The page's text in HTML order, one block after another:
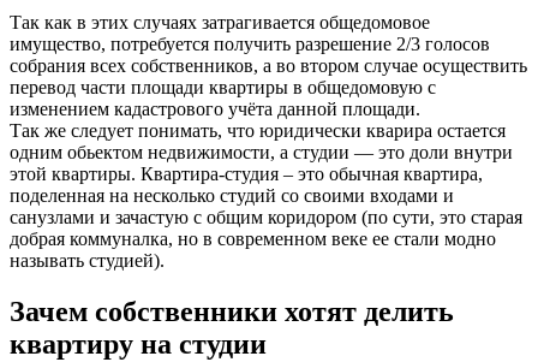
Так как в этих случаях затрагивается общедомовое
имущество, потребуется получить разрешение 2/3 голосов
собрания всех собственников, а во втором случае осуществить
перевод части площади квартиры в общедомовую с
изменением кадастрового учёта данной площади.
Так же следует понимать, что юридически кварира остается
одним обьектом недвижимости, а студии — это доли внутри
этой квартиры. Квартира-студия – это обычная квартира,
поделенная на несколько студий со своими входами и
санузлами и зачастую с общим коридором (по сути, это старая
добрая коммуналка, но в современном веке ее стали модно
называть студией).
Зачем собственники хотят делить
квартиру на студии